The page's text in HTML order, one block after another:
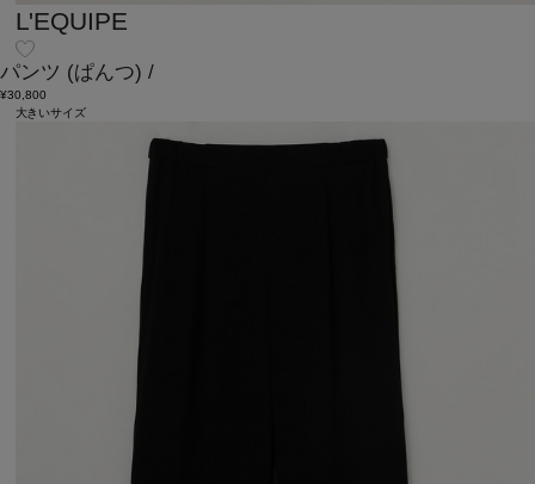
L'EQUIPE
パンツ (ぱんつ) /
¥30,800
大きいサイズ